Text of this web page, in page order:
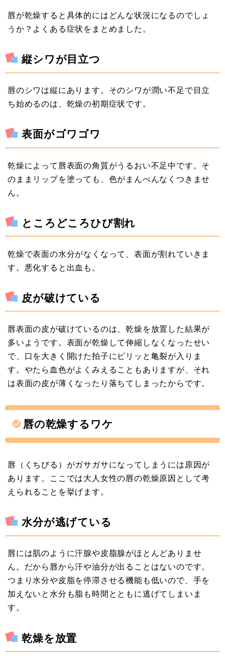
唇が乾燥すると具体的にはどんな状況になるのでしょ
うか？よくある症状をまとめました。
縦シワが目立つ
唇のシワは縦にあります。そのシワが潤い不足で目立
ち始めるのは、乾燥の初期症状です。
表面がゴワゴワ
乾燥によって唇表面の角質がうるおい不足中です。そ
のままリップを塗っても、色がまんべんなくつきませ
ん。
ところどころひび割れ
乾燥で表面の水分がなくなって、表面が割れていきま
す。悪化すると出血も。
皮が破けている
唇表面の皮が破けているのは、乾燥を放置した結果が
多いようです。表面が乾燥して伸縮しなくなったせい
で、口を大きく開けた拍子にピリッと亀裂が入りま
す。やたら血色がよくみえることもありますが、それ
は表面の皮が薄くなったり落ちてしまったからです。
唇の乾燥するワケ
唇（くちびる）がガサガサになってしまうには原因が
あります。ここでは大人女性の唇の乾燥原因として考
えられることを挙げます。
水分が逃げている
唇には肌のように汗腺や皮脂腺がほとんどありませ
ん。だから唇から汗や油分が出ることはないのです。
つまり水分や皮脂を停滞させる機能も低いので、手を
加えないと水分も脂も時間とともに逃げてしまいま
す。
乾燥を放置